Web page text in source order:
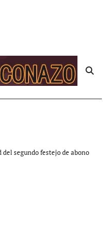
segundo festejo de abono